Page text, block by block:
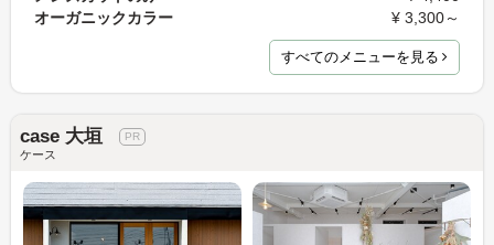
オーガニックカラー
¥ 3,300～
すべてのメニューを見る
case 大垣
ケース